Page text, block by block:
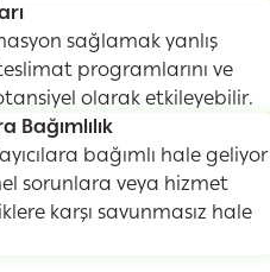
sağlamak yanlış
programlarını ve
olarak etkileyebilir.
Bağımlılık
bağımlı hale geliyor
sorunlara veya hizmet
karşı savunmasız hale